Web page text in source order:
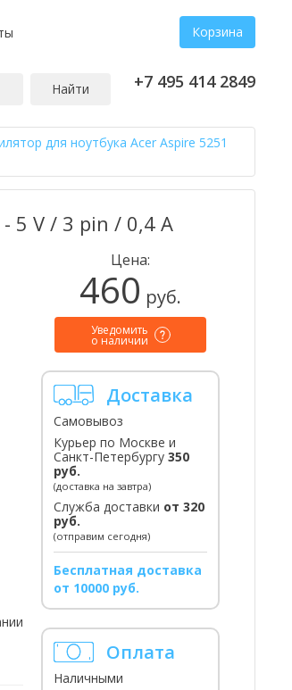
Корзина
Найти +7 495 414 2849
для ноутбука Acer Aspire 5251
- 5 V / 3 pin / 0,4 А
Цена:
460 руб.
Уведомить
о наличии
Доставка
Самовывоз
Курьер по Москве и
Санкт-Петербургу 350
руб.
(доставка на завтра)
Служба доставки от 320
руб.
(отправим сегодня)
Бесплатная доставка
от 10000 руб.
Оплата
Наличными